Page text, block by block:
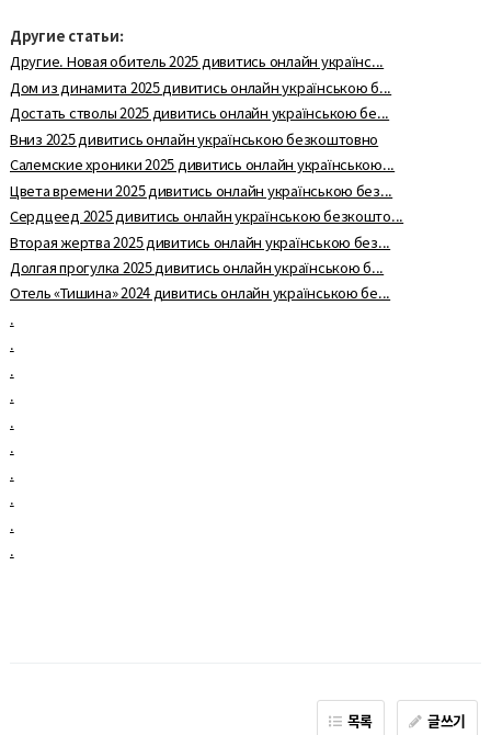
Другие статьи:
Другие. Новая обитель 2025 дивитись онлайн українс...
Дом из динамита 2025 дивитись онлайн українською б...
Достать стволы 2025 дивитись онлайн українською бе...
Вниз 2025 дивитись онлайн українською безкоштовно
Салемские хроники 2025 дивитись онлайн українською...
Цвета времени 2025 дивитись онлайн українською без...
Сердцеед 2025 дивитись онлайн українською безкошто...
Вторая жертва 2025 дивитись онлайн українською без...
Долгая прогулка 2025 дивитись онлайн українською б...
Отель «Тишина» 2024 дивитись онлайн українською бе...
.
.
.
.
.
.
.
.
.
.
목록 글쓰기